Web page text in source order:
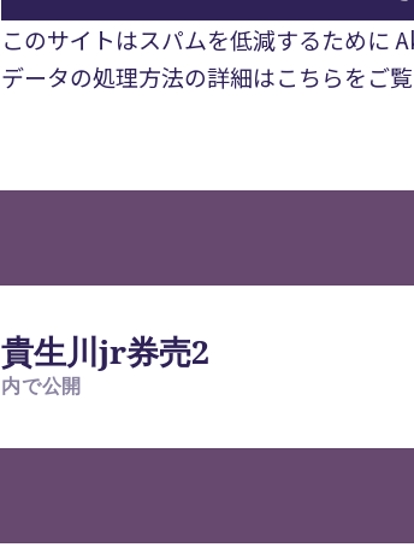
このサイトはスパムを低減するために
データの処理方法の詳細はこちらをご
貴生川jr券売2
内で公開